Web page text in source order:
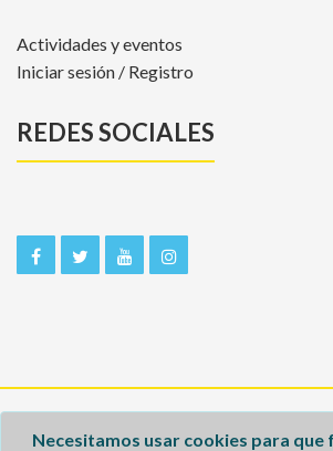
Actividades y eventos
Iniciar sesión / Registro
REDES SOCIALES
Inicio
Necesitamos usar cookies para que